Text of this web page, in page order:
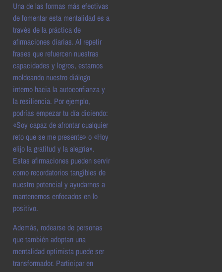
Una de las formas más efectivas
de fomentar esta mentalidad es a
través de la práctica de
afirmaciones diarias. Al repetir
frases que refuercen nuestras
capacidades y logros, estamos
moldeando nuestro diálogo
interno hacia la autoconfianza y
la resiliencia. Por ejemplo,
podrías empezar tu día diciendo:
«Soy capaz de afrontar cualquier
reto que se me presente» o «Hoy
elijo la gratitud y la alegría».
Estas afirmaciones pueden servir
como recordatorios tangibles de
nuestro potencial y ayudarnos a
mantenernos enfocados en lo
positivo.
Además, rodearse de personas
que también adoptan una
mentalidad optimista puede ser
transformador. Participar en